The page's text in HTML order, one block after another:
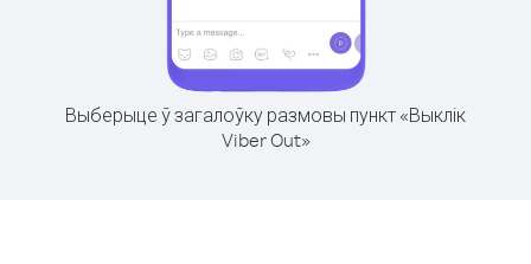
Выберыце ў загалоўку размовы пункт «Выклік
Viber Out»